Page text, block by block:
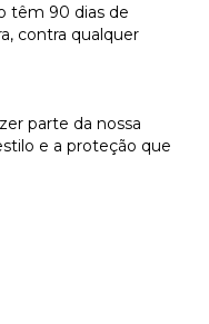
têm 90 dias de
contra qualquer
parte da nossa
e a proteção que